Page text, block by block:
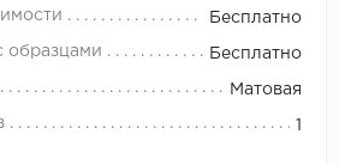
Бесплатно
образцами Бесплатно
Матовая